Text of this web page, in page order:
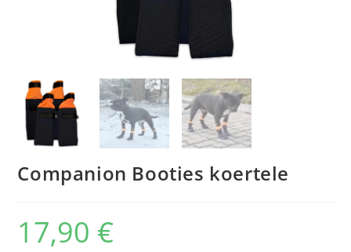
Companion Booties koertele
17,90 €